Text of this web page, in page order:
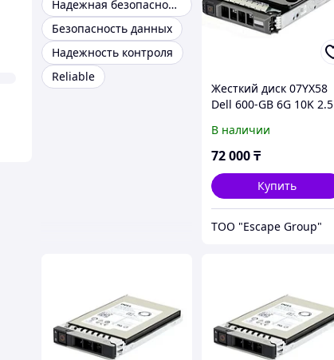
Надежная безопасность
Безопасность данных
Надежность контроля
Reliable
Жесткий диск 07YX58
Dell 600-GB 6G 10K 2.5
В наличии
72 000₸
Купить
ТОО "Escape Group"